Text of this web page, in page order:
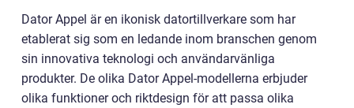
Dator Appel är en ikonisk datortillverkare som har
etablerat sig som en ledande inom branschen genom
sin innovativa teknologi och användarvänliga
produkter. De olika Dator Appel-modellerna erbjuder
olika funktioner och riktdesign för att passa olika